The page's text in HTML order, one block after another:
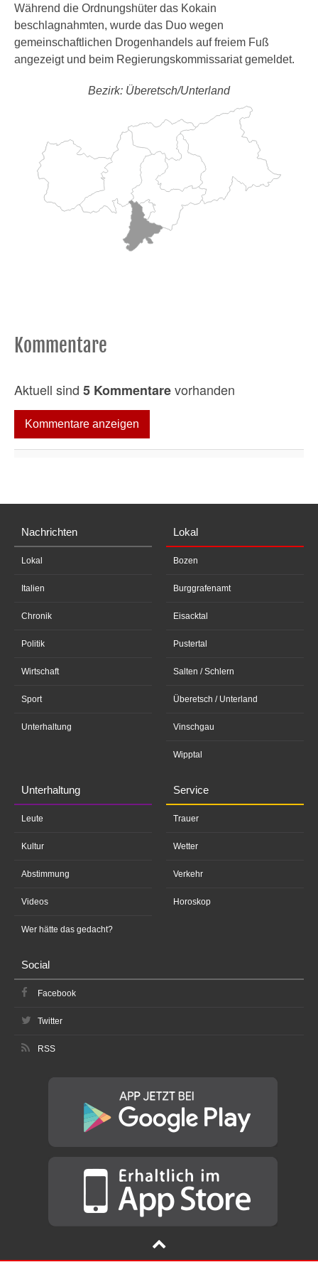
Während die Ordnungshüter das Kokain
beschlagnahmten, wurde das Duo wegen
gemeinschaftlichen Drogenhandels auf freiem Fuß
angezeigt und beim Regierungskommissariat gemeldet.
Bezirk: Überetsch/Unterland
Kommentare
Aktuell sind 5 Kommentarevorhanden
Kommentare anzeigen
Nachrichten
Lokal
Italien
Chronik
Politik
Wirtschaft
Sport
Unterhaltung
Lokal
Bozen
Burggrafenamt
Eisacktal
Pustertal
Salten / Schlern
Überetsch / Unterland
Vinschgau
Wipptal
Unterhaltung
Leute
Kultur
Abstimmung
Videos
Wer hätte das gedacht?
Service
Trauer
Wetter
Verkehr
Horoskop
Social
Facebook
Twitter
RSS